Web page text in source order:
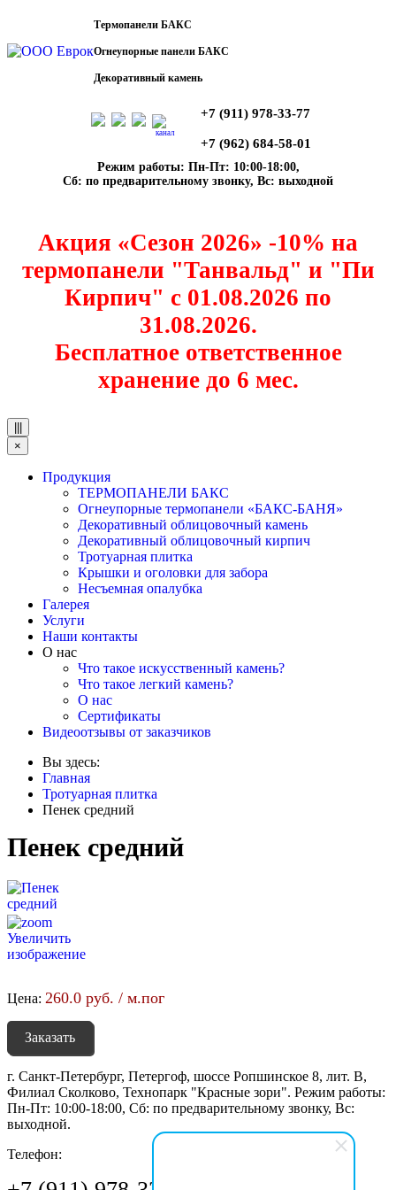
Термопанели БАКС
Огнеупорные панели БАКС
Декоративный камень
канал
+7 (911) 978-33-77
+7 (962) 684-58-01
Режим работы: Пн-Пт: 10:00-18:00,
Сб: по предварительному звонку, Вс: выходной
Акция «Сезон 2026» -10% на
термопанели "Танвальд" и "Пи
Кирпич" с 01.08.2026 по
31.08.2026.
Бесплатное ответственное
хранение до 6 мес.
×
Продукция
ТЕРМОПАНЕЛИ БАКС
Огнеупорные термопанели «БАКС-БАНЯ»
Декоративный облицовочный камень
Декоративный облицовочный кирпич
Тротуарная плитка
Крышки и оголовки для забора
Несъемная опалубка
Галерея
Услуги
Наши контакты
О нас
Что такое искусственный камень?
Что такое легкий камень?
О нас
Сертификаты
Видеоотзывы от заказчиков
Вы здесь:
Главная
Тротуарная плитка
Пенек средний
Пенек средний
Увеличить
изображение
Цена: 260.0 руб. / м.пог
Заказать
г. Санкт-Петербург, Петергоф, шоссе Ропшинское 8, лит. В,
Филиал Сколково, Технопарк "Красные зори". Режим работы:
Пн-Пт: 10:00-18:00, Сб: по предварительному звонку, Вс:
выходной.
Телефон: